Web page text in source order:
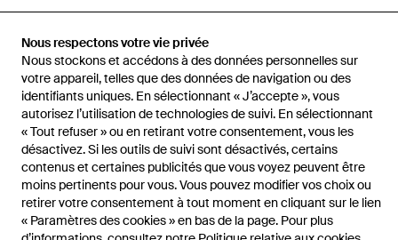
Nous respectons votre vie privée
Nous stockons et accédons à des données personnelles sur
votre appareil, telles que des données de navigation ou des
identifiants uniques. En sélectionnant « J’accepte », vous
autorisez l’utilisation de technologies de suivi. En sélectionnant
« Tout refuser » ou en retirant votre consentement, vous les
désactivez. Si les outils de suivi sont désactivés, certains
contenus et certaines publicités que vous voyez peuvent être
moins pertinents pour vous. Vous pouvez modifier vos choix ou
retirer votre consentement à tout moment en cliquant sur le lien
« Paramètres des cookies » en bas de la page. Pour plus
Accueil Robes femme Robes MAJORELLE
Aide et infos